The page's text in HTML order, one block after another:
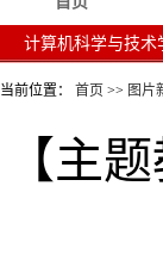
计算机科学与技术
当前位置： 首页 >> 图片
【主